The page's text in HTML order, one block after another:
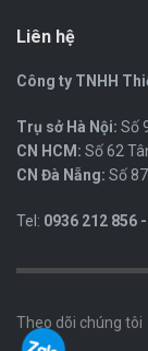
Liên hệ
Công ty TNHH
Trụ sở Hà Nội: Số
CN HCM: Số 62
CN Đà Nẵng: Số
Tel: 0936 212 856
Theo dõi chúng tôi